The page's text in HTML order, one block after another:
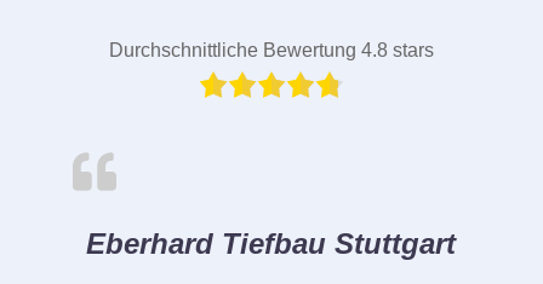
Durchschnittliche Bewertung 4.8 stars
Eberhard Tiefbau Stuttgart